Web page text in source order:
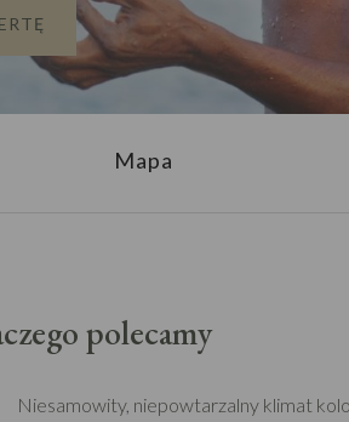
Mapa
polecamy
Niesamowity, niepowtarzalny klimat